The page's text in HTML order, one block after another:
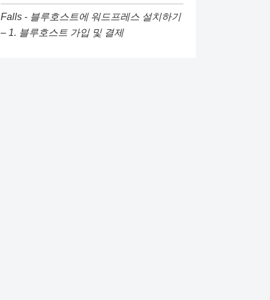
Falls - 블루호스트에 워드프레스 설치하기
– 1. 블루호스트 가입 및 결제